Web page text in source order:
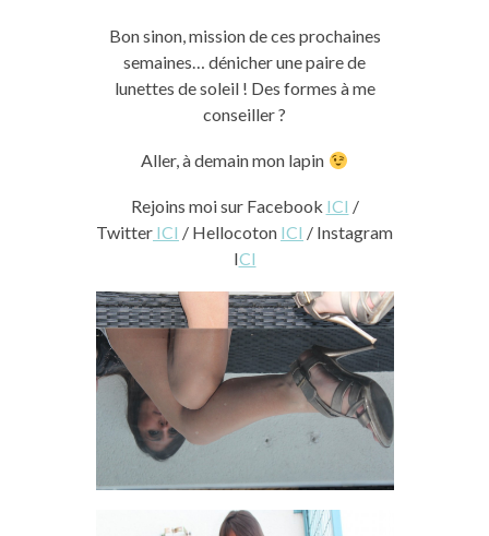
Bon sinon, mission de ces prochaines
semaines… dénicher une paire de
lunettes de soleil ! Des formes à me
conseiller ?
Aller, à demain mon lapin
Rejoins moi sur Facebook ICI /
Twitter ICI / Hellocoton ICI / Instagram
ICI